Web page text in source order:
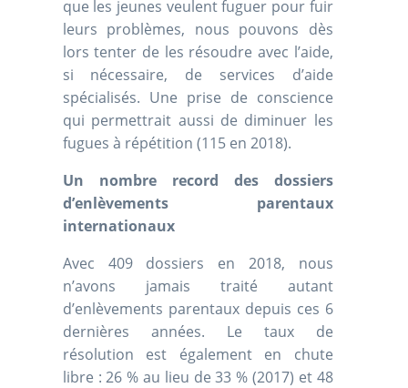
que les jeunes veulent fuguer pour fuir
leurs problèmes, nous pouvons dès
lors tenter de les résoudre avec l’aide,
si nécessaire, de services d’aide
spécialisés. Une prise de conscience
qui permettrait aussi de diminuer les
fugues à répétition (115 en 2018).
Un nombre record des dossiers
d’enlèvements parentaux
internationaux
Avec 409 dossiers en 2018, nous
n’avons jamais traité autant
d’enlèvements parentaux depuis ces 6
dernières années. Le taux de
résolution est également en chute
libre : 26 % au lieu de 33 % (2017) et 48